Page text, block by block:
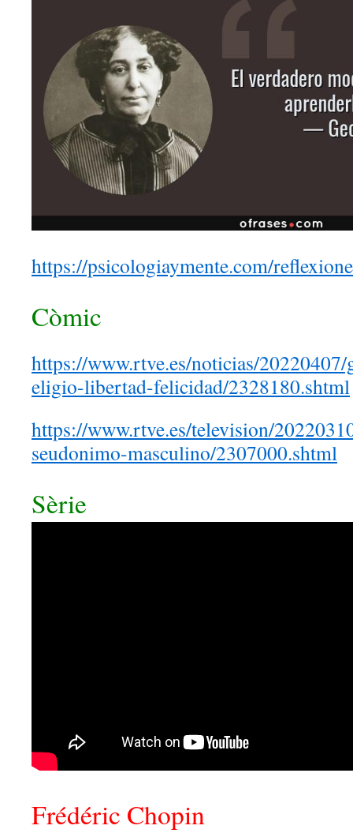
https://psicologiaymente.com/
Còmic
https://www.rtve.es/noticias/
eligio-libertad-felicidad/2328180.shtml
https://www.rtve.es/television/
seudonimo-masculino/2307000.shtml
Sèrie
Frédéric Chopin